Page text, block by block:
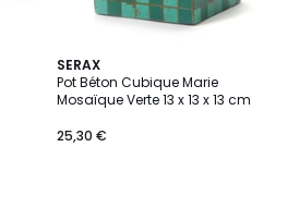
SERAX
Pot Béton Cubique Marie
Mosaïque Verte 13 x 13 x 13 cm
25,30 €